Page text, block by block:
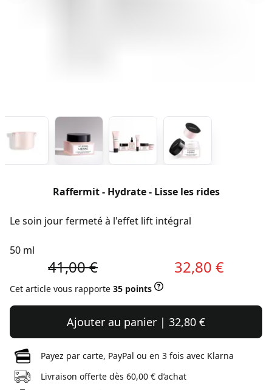
Raffermit - Hydrate - Lisse les rides
Le soin jour fermeté à l'effet lift intégral
50 ml
41,00 € 32,80 €
Cet article vous rapporte 35 points
Ajouter au panier | 32,80 €
Payez par carte, PayPal ou en 3 fois avec Klarna
Livraison offerte dès 60,00 € d’achat